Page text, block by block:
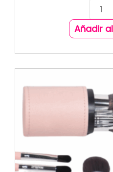
Añadir